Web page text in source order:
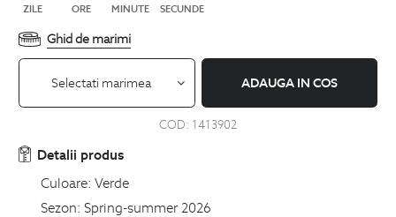
ZILE ORE MINUTE SECUNDE
Ghid de marimi
Selectati marimea ADAUGA IN COS
COD: 1413902
Detalii produs
Culoare: Verde
Sezon: Spring-summer 2026